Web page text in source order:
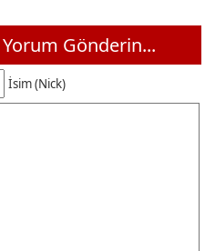
Gönderin...
İsim (Nick)